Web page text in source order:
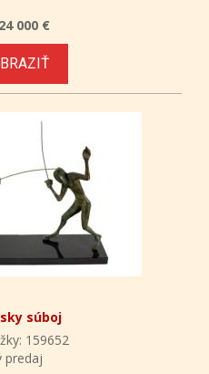
24 000 €
súboj
159652
predaj